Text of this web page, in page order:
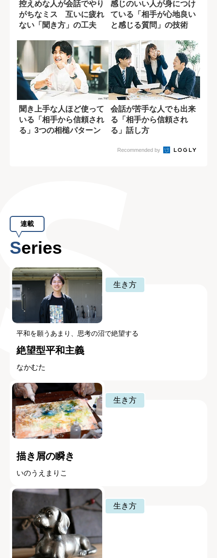
控えめな人が会話でやり
がちなミス 互いに疲れ
ない「聞き方」の工夫
感じのいい人が身につけ
ている「相手が心地良い
と感じる質問」の技術
聞き上手な人ほど使って
いる「相手から信頼され
る」3つの相槌パターン
会話が苦手な人でも出来
る「相手から信頼され
る」話し方
Recommended by
連載
Series
生き方
平和を願うあまり、思考の沼で絶望する
絶望型平和主義
なかむた
生き方
描き屑の瞬き
いのうえまりこ
生き方